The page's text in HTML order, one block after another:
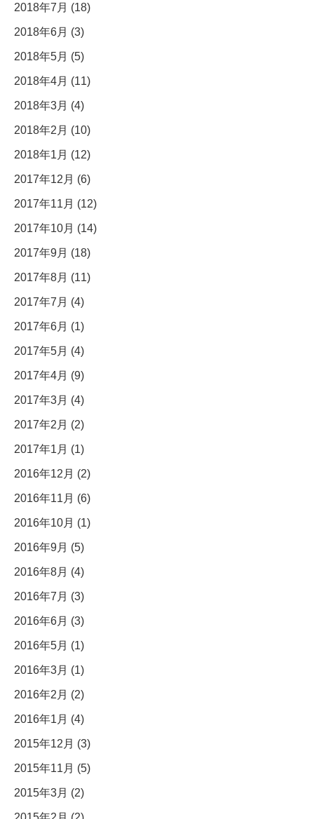
2018年7月 (18)
2018年6月 (3)
2018年5月 (5)
2018年4月 (11)
2018年3月 (4)
2018年2月 (10)
2018年1月 (12)
2017年12月 (6)
2017年11月 (12)
2017年10月 (14)
2017年9月 (18)
2017年8月 (11)
2017年7月 (4)
2017年6月 (1)
2017年5月 (4)
2017年4月 (9)
2017年3月 (4)
2017年2月 (2)
2017年1月 (1)
2016年12月 (2)
2016年11月 (6)
2016年10月 (1)
2016年9月 (5)
2016年8月 (4)
2016年7月 (3)
2016年6月 (3)
2016年5月 (1)
2016年3月 (1)
2016年2月 (2)
2016年1月 (4)
2015年12月 (3)
2015年11月 (5)
2015年3月 (2)